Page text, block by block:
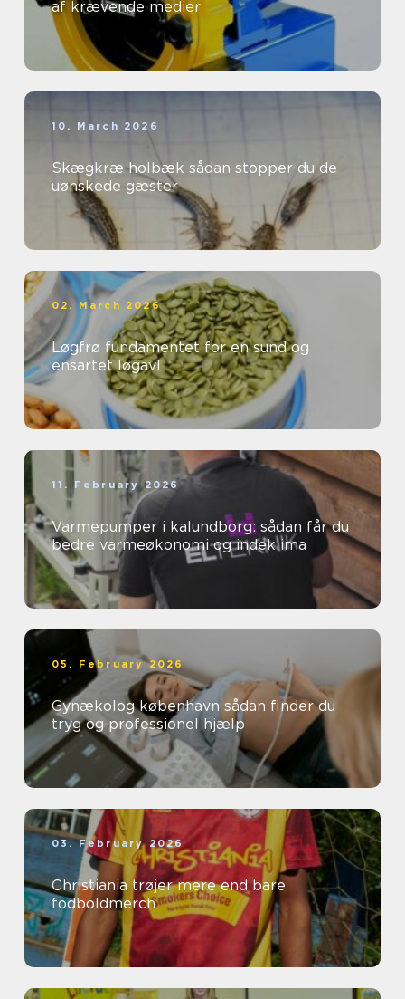
af krævende medier
10. March 2026
Skægkræ holbæk sådan stopper du de
uønskede gæster
02. March 2026
Løgfrø fundamentet for en sund og
ensartet løgavl
11. February 2026
Varmepumper i kalundborg: sådan får du
bedre varmeøkonomi og indeklima
05. February 2026
Gynækolog københavn sådan finder du
tryg og professionel hjælp
03. February 2026
Christiania trøjer mere end bare
fodboldmerch